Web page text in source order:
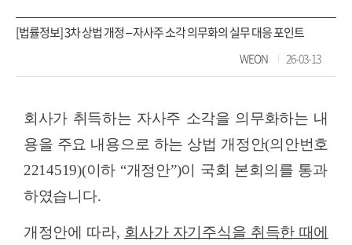
[법률정보] 3차 상법 개정 – 자사주 소각 의무화의 실무 대응 포인트
WEON 26-03-13
회사가 취득하는 자사주 소각을 의무화하는 내
용을 주요 내용으로 하는 상법 개정안(의안번호
2214519)(이하 “개정안”)이 국회 본회의를 통과
하였습니다.
개정안에 따라, 회사가 자기주식을 취득한 때에